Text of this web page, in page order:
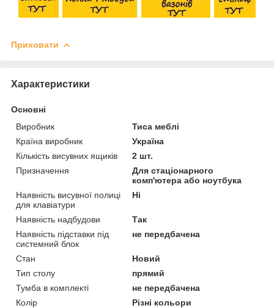
Приховати
Характеристики
Основні
Виробник
Тиса меблі
Країна виробник
Україна
Кількість висувних ящиків
2 шт.
Призначення
Для стаціонарного
комп'ютера або ноутбука
Наявність висувної полиці
для клавіатури
Ні
Наявність надбудови
Так
Наявність підставки під
системний блок
не передбачена
Стан
Новий
Тип столу
прямий
Тумба в комплекті
не передбачена
Колір
Різні кольори